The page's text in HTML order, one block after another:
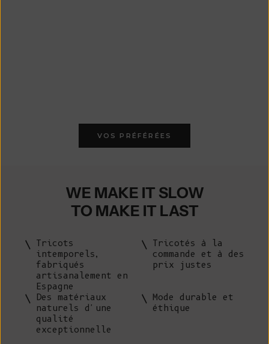
VOS PRÉFÉRÉES
WE MAKE IT SLOW
TO MAKE IT LAST
Tricots
intemporels,
fabriqués
artisanalement en
Espagne
Tricotés à la
commande et à des
prix justes
Des matériaux
naturels d'une
qualité
exceptionnelle
Mode durable et
éthique